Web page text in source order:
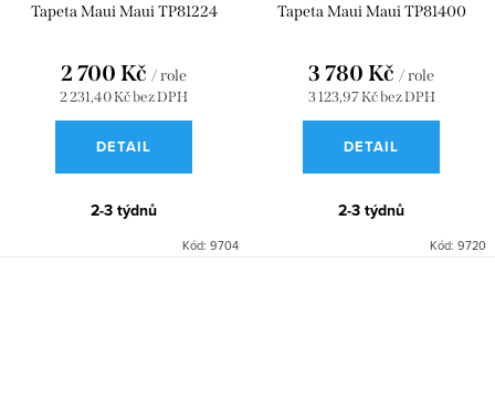
Tapeta Maui Maui TP81224
2 231,40 Kč bez DPH
2 700 Kč / role
DETAIL
2-3 týdnů
Kód: 9704
Tapeta Maui Maui TP81400
3 123,97 Kč bez DPH
3 780 Kč / role
DETAIL
2-3 týdnů
Kód: 9720